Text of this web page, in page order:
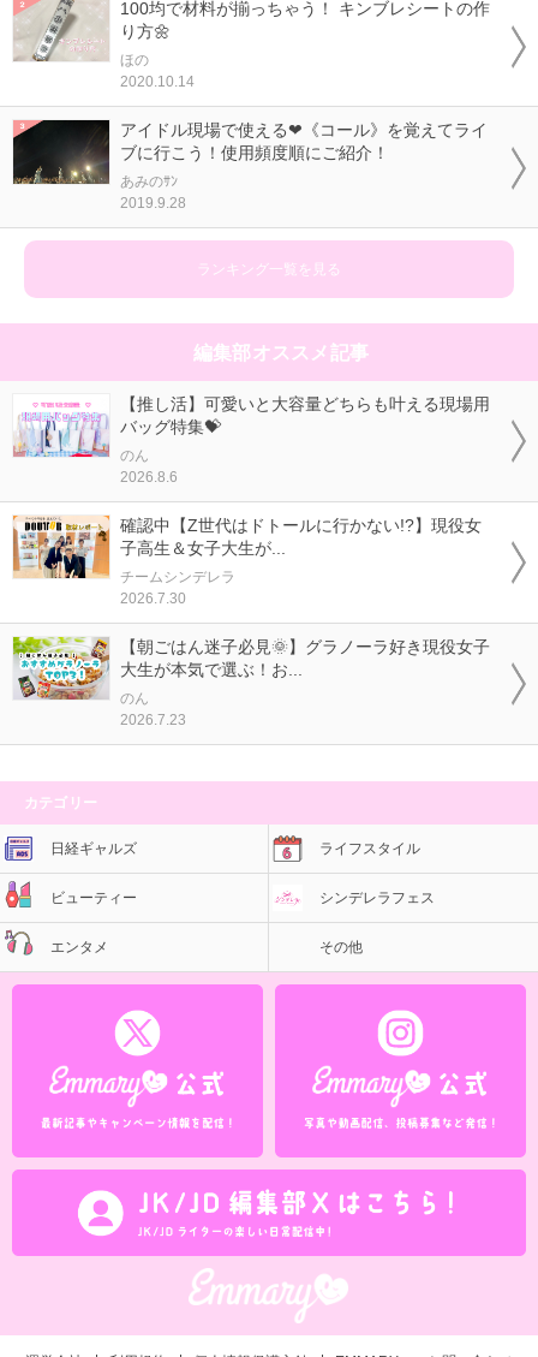
100均で材料が揃っちゃう！ キンブレシートの作
り方🌼
ほの
2020.10.14
アイドル現場で使える❤《コール》を覚えてライ
ブに行こう！使用頻度順にご紹介！
あみのｻﾝ
2019.9.28
ランキング一覧を見る
編集部オススメ記事
【推し活】可愛いと大容量どちらも叶える現場用
バッグ特集💝
のん
2026.8.6
確認中【Z世代はドトールに行かない!?】現役女
子高生＆女子大生が...
チームシンデレラ
2026.7.30
【朝ごはん迷子必見🌞】グラノーラ好き現役女子
大生が本気で選ぶ！お...
のん
2026.7.23
カテゴリー
日経ギャルズ ライフスタイル
ビューティー シンデレラフェス
エンタメ その他